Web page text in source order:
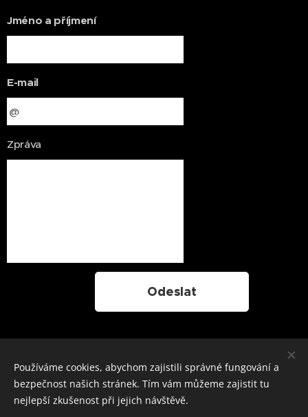
Jméno a příjmení
E-mail
Zpráva
Odeslat
Tel.: +420 731 656 333
DEBBIE BROWN
Cookies
Používáme cookies, abychom zajistili správné fungování a
bezpečnost našich stránek. Tím vám můžeme zajistit tu
nejlepší zkušenost při jejich návštěvě.